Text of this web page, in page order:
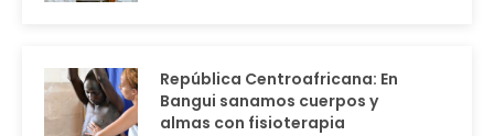
República Centroafricana: En
Bangui sanamos cuerpos y
almas con fisioterapia